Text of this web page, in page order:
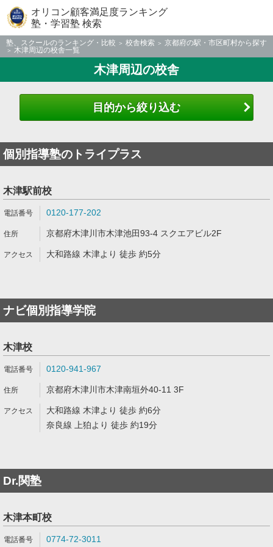
オリコン顧客満足度ランキング
塾・学習塾 検索
塾、スクールのランキング・比較 校舎検索
京都府の駅・市区町村から探す
木津周辺の校舎一覧
木津周辺の校舎
目的から絞り込む
個別指導塾のトライプラス
木津駅前校
0120-177-202
京都府木津川市木津池田93-4 スクエアビル2F
大和路線 木津より 徒歩 約5分
ナビ個別指導学院
木津校
0120-941-967
京都府木津川市木津南垣外40-11 3F
大和路線 木津より 徒歩 約6分
奈良線 上狛より 徒歩 約19分
Dr.関塾
木津本町校
0774-72-3011